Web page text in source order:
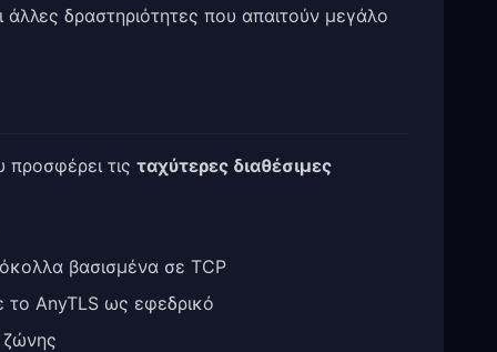
δραστηριότητες που απαιτούν μεγάλο
προσφέρει τις ταχύτερες διαθέσιμες
βασισμένα σε TCP
AnyTLS ως εφεδρικό